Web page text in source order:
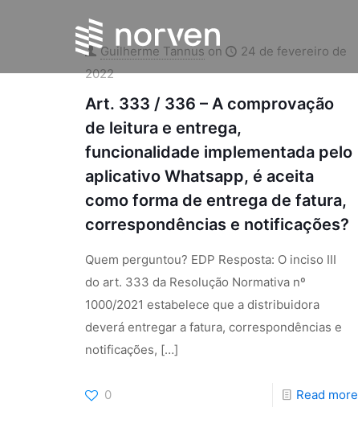
Guilherme Tannus on
24 de fevereiro de
2022
Art. 333 / 336 – A comprovação
de leitura e entrega,
funcionalidade implementada pelo
aplicativo Whatsapp, é aceita
como forma de entrega de fatura,
correspondências e notificações?
Quem perguntou? EDP Resposta: O inciso III
do art. 333 da Resolução Normativa nº
1000/2021 estabelece que a distribuidora
deverá entregar a fatura, correspondências e
notificações, […]
0 Read more